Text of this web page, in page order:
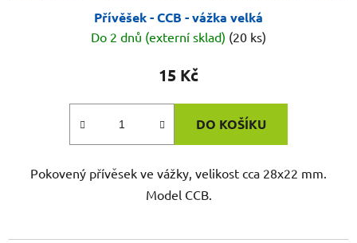
Přívěšek - CCB - vážka velká
Do 2 dnů (externí sklad) (20 ks)
15 Kč
DO KOŠÍKU
Pokovený přívěsek ve vážky, velikost cca 28x22 mm.
Model CCB.